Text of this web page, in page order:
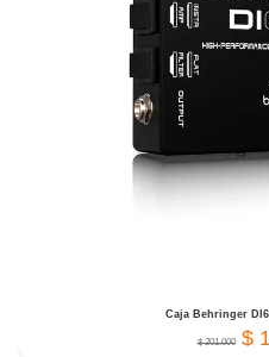
Caja Behringer
$201.000 $